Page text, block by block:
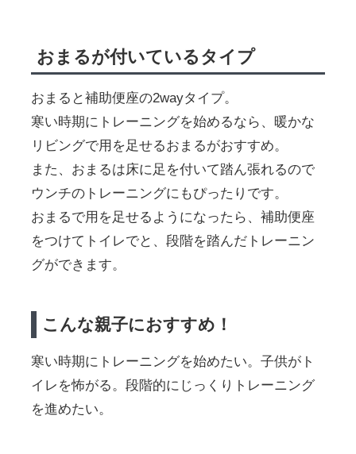
おまるが付いているタイプ
おまると補助便座の2wayタイプ。
寒い時期にトレーニングを始めるなら、暖かな
リビングで用を足せるおまるがおすすめ。
また、おまるは床に足を付いて踏ん張れるので
ウンチのトレーニングにもぴったりです。
おまるで用を足せるようになったら、補助便座
をつけてトイレでと、段階を踏んだトレーニン
グができます。
こんな親子におすすめ！
寒い時期にトレーニングを始めたい。子供がト
イレを怖がる。段階的にじっくりトレーニング
を進めたい。